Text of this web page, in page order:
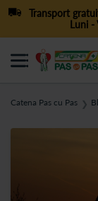
Transport
Luni -
Catena Pas cu Pas ❯